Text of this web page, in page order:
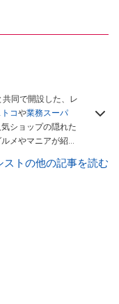
同で開設した、レ
コや業務スーパ
ショップの隠れた
メやマニアが紹介
ます。毎日トレン
ストの他の記事を読む